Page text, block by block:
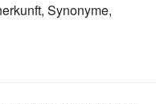
Synonyme,